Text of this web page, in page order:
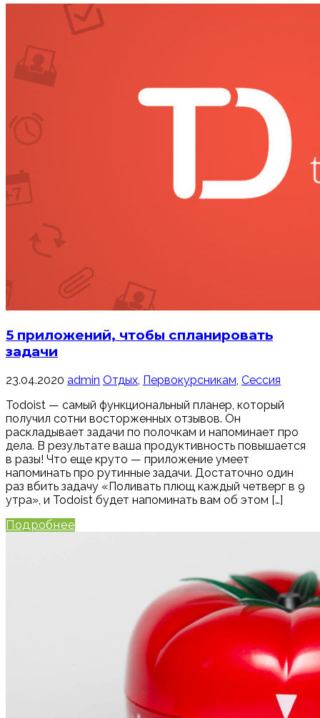
5 приложений, чтобы спланировать
задачи
23.04.2020 admin Отдых, Первокурсникам, Сессия
Todoist — самый функциональный планер, который
получил сотни восторженных отзывов. Он
раскладывает задачи по полочкам и напоминает про
дела. В результате ваша продуктивность повышается
в разы! Что еще круто — приложение умеет
напоминать про рутинные задачи. Достаточно один
раз вбить задачу «Поливать плющ каждый четверг в 9
утра», и Todoist будет напоминать вам об этом […]
Подробнее